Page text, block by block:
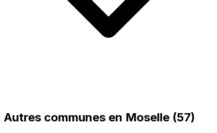
Autres communes en Moselle (57)